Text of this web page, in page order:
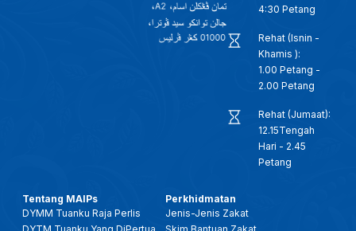
4:30 Petang
Rehat (Isnin -
Khamis ):
1.00 Petang -
2.00 Petang
Rehat (Jumaat):
12.15Tengah
Hari - 2.45
Petang
Tentang MAIPs
DYMM Tuanku Raja Perlis
Perkhidmatan
Jenis-Jenis Zakat